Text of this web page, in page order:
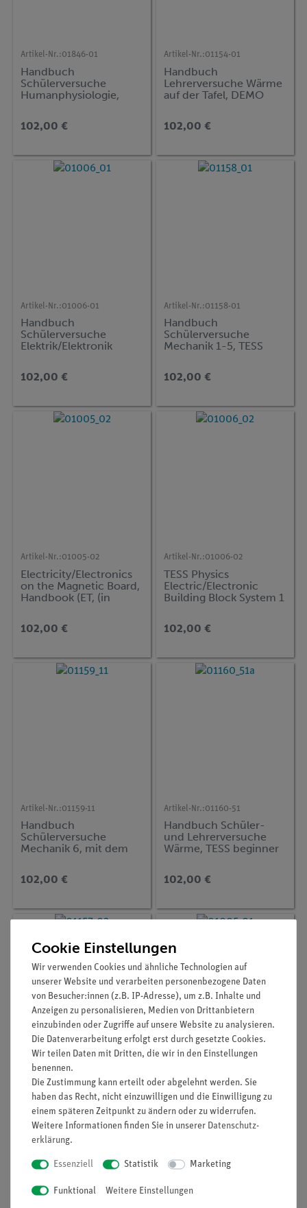
Artikel-Nr.:01846-01
Handbuch
Schülerversuche
Humanphysiologie,
102,00 €
Artikel-Nr.:01154-01
Handbuch
Lehrerversuche Wärme
auf der Tafel, DEMO
102,00 €
Artikel-Nr.:01006-01
Handbuch
Schülerversuche
Elektrik/Elektronik
Physik
102,00 €
Artikel-Nr.:01158-01
Handbuch
Schülerversuche
Mechanik 1-5, TESS
102,00 €
Artikel-Nr.:01005-02
Electricity/Electronics
on the Magnetic Board,
Handbook (ET, (in
102,00 €
Artikel-Nr.:01006-02
TESS Physics
Electric/Electronic
Building Block System 1
102,00 €
Artikel-Nr.:01159-11
Handbuch
Schülerversuche
Mechanik 6, mit dem
102,00 €
Artikel-Nr.:01160-51
Handbuch Schüler-
und Lehrerversuche
Wärme, TESS beginner
102,00 €
Demo advanced
Applied Sciences
Manual Renewable
Energy on the magnetic
board (ENT), incl. CD
ROM, second edition,
(in Englisch)
102,00 €
Handbuch
Lehrerversuche
Elektrik/Elektronik auf
der Tafel, DEMO
advanced Physik (ET)
102,00 €
Cookie Einstellungen
Wir verwenden Cookies und ähnliche Technologien auf
unserer Website und verarbeiten personenbezogene Daten
von Besucher:innen (z.B. IP-Adresse), um z.B. Inhalte und
Anzeigen zu personalisieren, Medien von Drittanbietern
einzubinden oder Zugriffe auf unsere Website zu analysieren.
Die Datenverarbeitung erfolgt erst durch gesetzte Cookies.
Wir teilen Daten mit Dritten, die wir in den Einstellungen
benennen.
Die Zustimmung kann erteilt oder abgelehnt werden. Sie
haben das Recht, nicht einzuwilligen und die Einwilligung zu
einem späteren Zeitpunkt zu ändern oder zu widerrufen.
Weitere Informationen finden Sie in unserer Daten­schutz­
erklärung.
Essenziell Statistik Marketing
Funktional Weitere Einstellungen